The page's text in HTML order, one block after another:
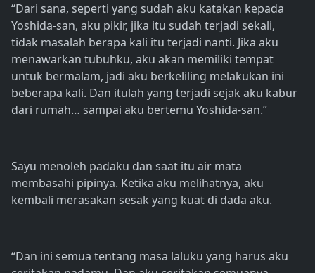
“Dari sana, seperti yang sudah aku katakan kepada
Yoshida-san, aku pikir, jika itu sudah terjadi sekali,
tidak masalah berapa kali itu terjadi nanti. Jika aku
menawarkan tubuhku, aku akan memiliki tempat
untuk bermalam, jadi aku berkeliling melakukan ini
beberapa kali. Dan itulah yang terjadi sejak aku kabur
dari rumah… sampai aku bertemu Yoshida-san.”
Sayu menoleh padaku dan saat itu air mata
membasahi pipinya. Ketika aku melihatnya, aku
kembali merasakan sesak yang kuat di dada aku.
“Dan ini semua tentang masa laluku yang harus aku